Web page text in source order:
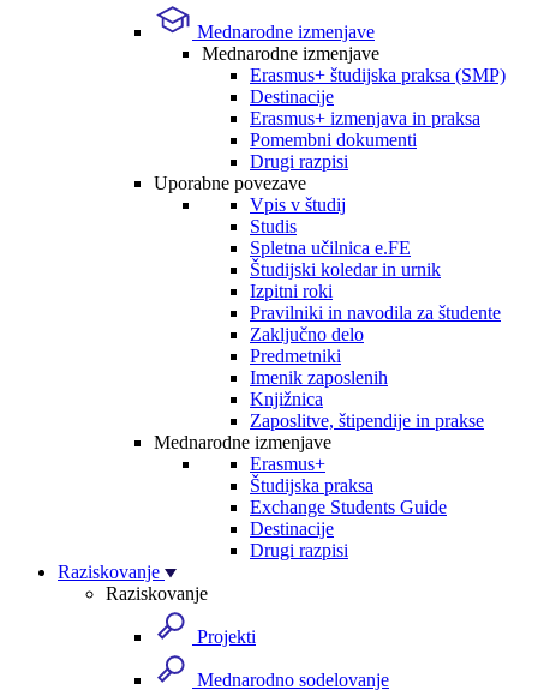
Mednarodne izmenjave
Mednarodne izmenjave
Erasmus+ študijska praksa (SMP)
Destinacije
Erasmus+ izmenjava in praksa
Pomembni dokumenti
Drugi razpisi
Uporabne povezave
Vpis v študij
Studis
Spletna učilnica e.FE
Študijski koledar in urnik
Izpitni roki
Pravilniki in navodila za študente
Zaključno delo
Predmetniki
Imenik zaposlenih
Knjižnica
Zaposlitve, štipendije in prakse
Mednarodne izmenjave
Erasmus+
Študijska praksa
Exchange Students Guide
Destinacije
Drugi razpisi
Raziskovanje
Raziskovanje
Projekti
Mednarodno sodelovanje